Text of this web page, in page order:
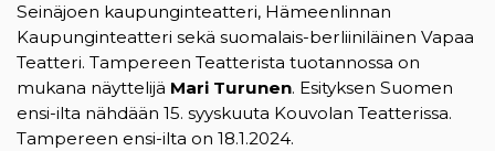
Seinäjoen kaupunginteatteri, Hämeenlinnan
Kaupunginteatteri sekä suomalais-berliiniläinen Vapaa
Teatteri. Tampereen Teatterista tuotannossa on
mukana näyttelijä Mari Turunen. Esityksen Suomen
ensi-ilta nähdään 15. syyskuuta Kouvolan Teatterissa.
Tampereen ensi-ilta on 18.1.2024.